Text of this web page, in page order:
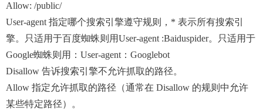
Allow: /public/
User-agent 指定哪个搜索引擎遵守规则，* 表示所有搜索引
擎。只适用于百度蜘蛛则用User-agent :Baiduspider。只适用于
Google蜘蛛则用：User-agent：Googlebot
Disallow 告诉搜索引擎不允许抓取的路径。
Allow 指定允许抓取的路径（通常在 Disallow 的规则中允许
某些特定路径）。